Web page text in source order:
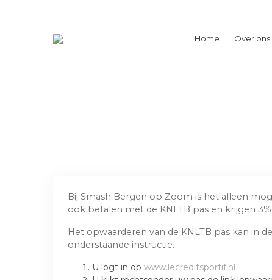
Home Over ons
Bij Smash Bergen op Zoom is het alleen
ook betalen met de KNLTB pas en krijgen
Het opwaarderen van de KNLTB pas kan in
onderstaande instructie.
U logt in op www.lecreditsportif.nl